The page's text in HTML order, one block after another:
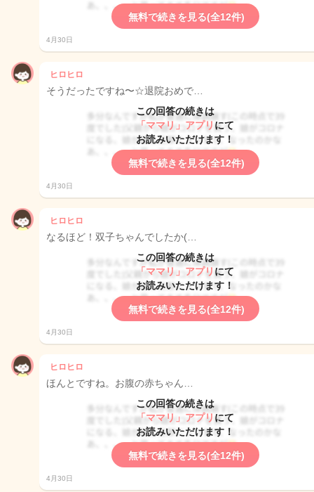
無料で続きを見る(全12件)
4月30日
ヒロヒロ
そうだったですね〜☆退院おめで…
この回答の続きは
「ママリ」アプリ にて
お読みいただけます！
無料で続きを見る(全12件)
4月30日
ヒロヒロ
なるほど！双子ちゃんでしたか(…
この回答の続きは
「ママリ」アプリ にて
お読みいただけます！
無料で続きを見る(全12件)
4月30日
ヒロヒロ
ほんとですね。お腹の赤ちゃん…
この回答の続きは
「ママリ」アプリ にて
お読みいただけます！
無料で続きを見る(全12件)
4月30日